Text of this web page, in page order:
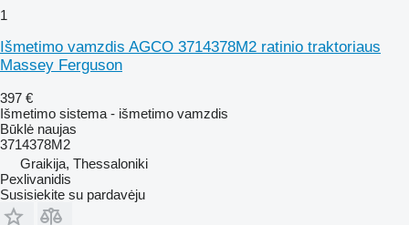
1
Išmetimo vamzdis AGCO 3714378M2 ratinio traktoriaus
Massey Ferguson
397 €
Išmetimo sistema - išmetimo vamzdis
Būklė naujas
3714378M2
Graikija, Thessaloniki
Pexlivanidis
Susisiekite su pardavėju